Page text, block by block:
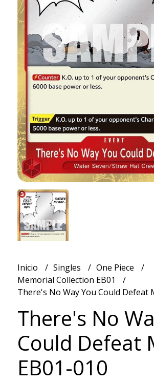
Inicio Singles
One Piece
Memorial Collection EB01
There's No Way You Could Defeat
There's No
Could Defeat
EB01-010